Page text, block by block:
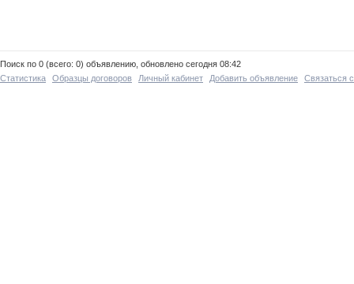
Поиск по 0 (всего: 0) объявлению, обновлено сегодня 08:42
Статистика
Образцы договоров Личный кабинет Добавить объявление Связаться